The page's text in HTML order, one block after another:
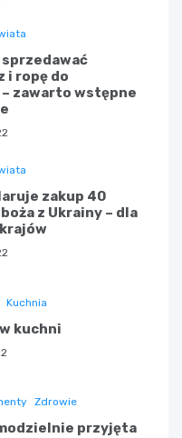
sprzedawać
i ropę do
zawarto wstępne
zakup 40
z Ukrainy – dla
Kuchnia
kuchni
Zdrowie
przyjęta